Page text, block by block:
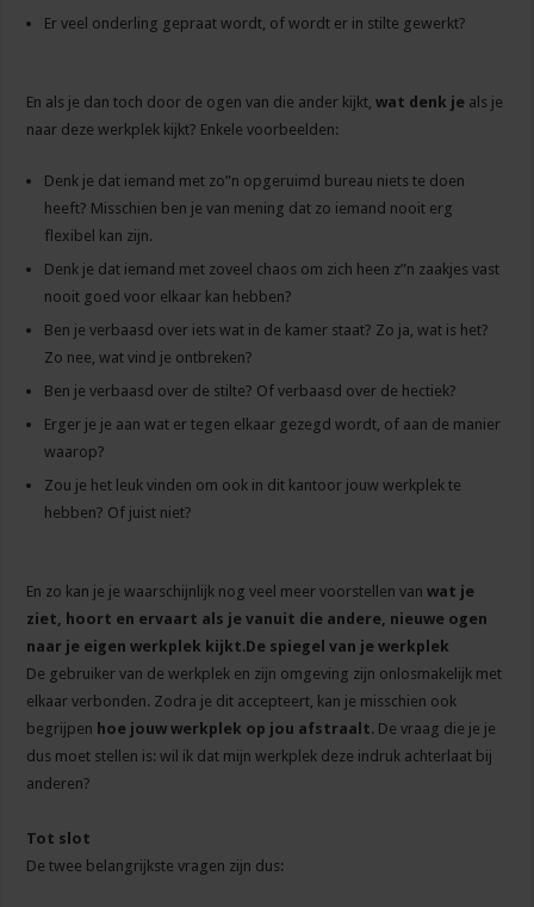
Er veel onderling gepraat wordt, of wordt er in stilte gewerkt?
En als je dan toch door de ogen van die ander kijkt,wat denk je als je
naar deze werkplek kijkt? Enkele voorbeelden:
Denk je dat iemand met zo”n opgeruimd bureau niets te doen
heeft? Misschien ben je van mening dat zo iemand nooit erg
flexibel kan zijn.
Denk je dat iemand met zoveel chaos om zich heen z”n zaakjes vast
nooit goed voor elkaar kan hebben?
Ben je verbaasd over iets wat in de kamer staat? Zo ja, wat is het?
Zo nee, wat vind je ontbreken?
Ben je verbaasd over de stilte? Of verbaasd over de hectiek?
Erger je je aan wat er tegen elkaar gezegd wordt, of aan de manier
waarop?
Zou je het leuk vinden om ook in dit kantoor jouw werkplek te
hebben? Of juist niet?
En zo kan je je waarschijnlijk nog veel meer voorstellen vanwat je
ziet, hoort en ervaart als je vanuit die andere, nieuwe ogen
naar je eigen werkplek kijkt.De spiegel van je werkplek
De gebruiker van de werkplek en zijn omgeving zijn onlosmakelijk met
elkaar verbonden. Zodra je dit accepteert, kan je misschien ook
begrijpen hoe jouw werkplek op jou afstraalt. De vraag die je je
dus moet stellen is: wil ik dat mijn werkplek deze indruk achterlaat bij
anderen?
Tot slot
De twee belangrijkste vragen zijn dus: